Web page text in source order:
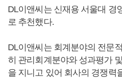
DL이앤씨는 신재용 서울대 경
로 추천했다.
DL이앤씨는 회계분야의 전문
히 관리회계분야와 성과평가
을 지니고 있어 회사의 경쟁력